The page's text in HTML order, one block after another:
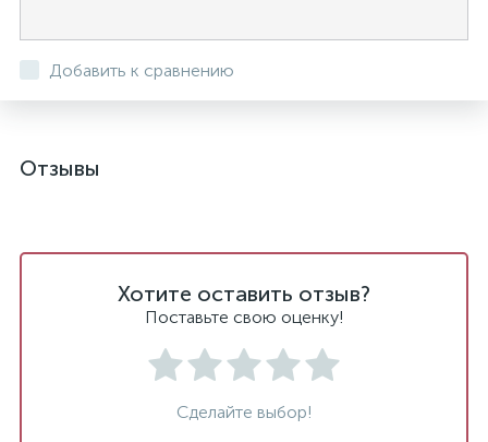
Добавить к сравнению
Отзывы
Хотите оставить отзыв?
Поставьте свою оценку!
Сделайте выбор!